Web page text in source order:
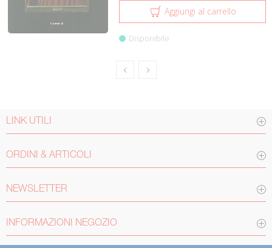
Aggiungi al carrello
Disponibile
LINK UTILI
ORDINI & ARTICOLI
NEWSLETTER
INFORMAZIONI NEGOZIO